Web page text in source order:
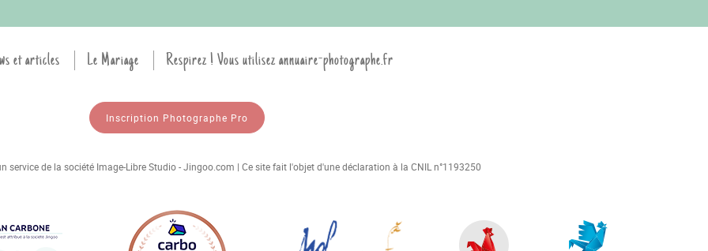
et articles Le Mariage Respirez ! Vous utilisez annuaire-photographe.fr
Inscription Photographe Pro
service de la société Image-Libre Studio - Jingoo.com | Ce site fait l'objet d'une déclaration à la CNIL n°1193250